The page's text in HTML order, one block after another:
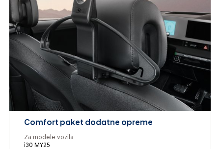
Comfort paket dodatne opreme
Za modele vozila
i30 MY25